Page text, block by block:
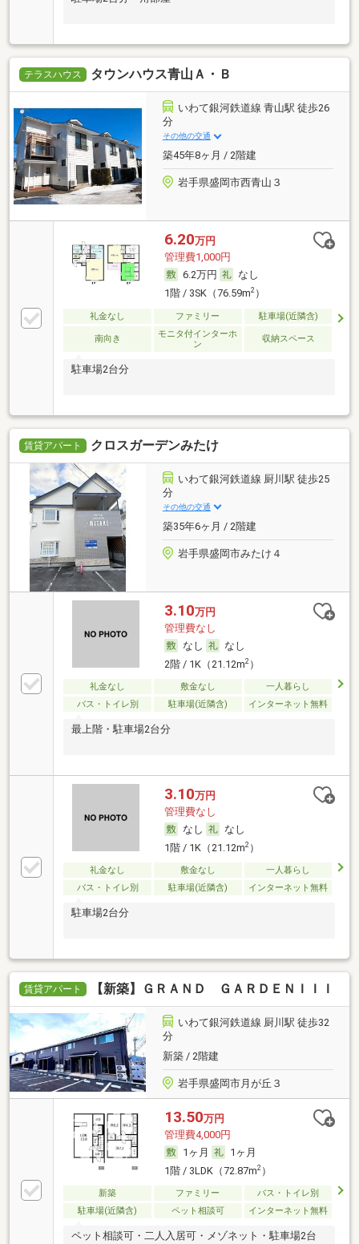
テラスハウス タウンハウス青山Ａ・Ｂ
いわて銀河鉄道線 青山駅 徒歩26
分
その他の交通
築45年8ヶ月 / 2階建
岩手県盛岡市西青山３
6.20万円
管理費1,000円
6.2万円
なし
1階 / 3SK（76.59m2）
礼金なし ファミリー 駐車場(近隣含)
南向き
モニタ付インターホ
ン
収納スペース
駐車場2台分
賃貸アパート クロスガーデンみたけ
いわて銀河鉄道線 厨川駅 徒歩25
分
その他の交通
築35年6ヶ月 / 2階建
岩手県盛岡市みたけ４
3.10万円
管理費なし
なし
なし
2階 / 1K（21.12m2）
礼金なし 敷金なし
一人暮らし
バス・トイレ別
駐車場(近隣含) インターネット無料
最上階・駐車場2台分
3.10万円
管理費なし
なし
なし
1階 / 1K（21.12m2）
礼金なし 敷金なし
一人暮らし
バス・トイレ別
駐車場(近隣含) インターネット無料
駐車場2台分
賃貸アパート 【新築】ＧＲＡＮＤ ＧＡＲＤＥＮＩＩＩ
いわて銀河鉄道線 厨川駅 徒歩32
分
新築 / 2階建
岩手県盛岡市月が丘３
13.50万円
管理費4,000円
1ヶ月
1ヶ月
1階 / 3LDK（72.87m2）
新築 ファミリー
バス・トイレ別
駐車場(近隣含)
ペット相談可 インターネット無料
ペット相談可・二人入居可・メゾネット・駐車場2台